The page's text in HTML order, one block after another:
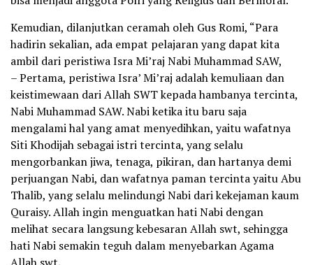
Kemudian, dilanjutkan ceramah oleh Gus Romi, “Para
hadirin sekalian, ada empat pelajaran yang dapat kita
ambil dari peristiwa Isra Mi’raj Nabi Muhammad SAW,
– Pertama, peristiwa Isra’ Mi’raj adalah kemuliaan dan
keistimewaan dari Allah SWT kepada hambanya tercinta,
Nabi Muhammad SAW. Nabi ketika itu baru saja
mengalami hal yang amat menyedihkan, yaitu wafatnya
Siti Khodijah sebagai istri tercinta, yang selalu
mengorbankan jiwa, tenaga, pikiran, dan hartanya demi
perjuangan Nabi, dan wafatnya paman tercinta yaitu Abu
Thalib, yang selalu melindungi Nabi dari kekejaman kaum
Quraisy. Allah ingin menguatkan hati Nabi dengan
melihat secara langsung kebesaran Allah swt, sehingga
hati Nabi semakin teguh dalam menyebarkan Agama
Allah swt.